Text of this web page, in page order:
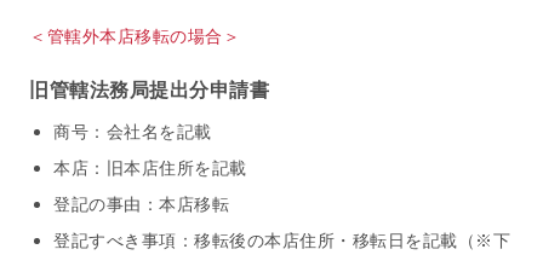
＜管轄外本店移転の場合＞
旧管轄法務局提出分申請書
商号：会社名を記載
本店：旧本店住所を記載
登記の事由：本店移転
登記すべき事項：移転後の本店住所・移転日を記載（※下